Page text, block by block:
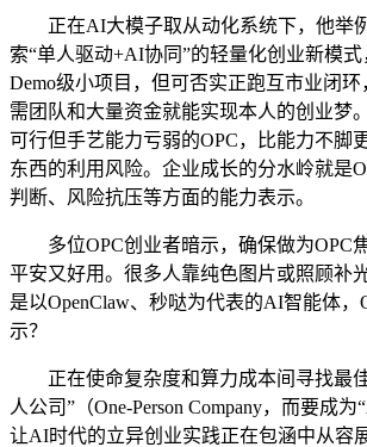
正在AI大模子取从动化系统下，他举
索“单人驱动+AI协同”的轻量化创业新模
Demo级小项目，但可否实正跑互市业闭
需团队和大量资金就能实现本人的创业梦
可行但手艺能力亏弱的OPC，比能力不脚
东西的利用风险。企业成长的分水岭就是
判断、风险抗压等方面的能力表示。
多位OPC创业者暗示，确保做为OPC
平安又好用。很多人靠纯色图片或照顾补
是以OpenClaw、秒哒为代表的AI智能体，
示？
正在使命复杂度和算力成本间寻找最
人公司”（One-Person Company，而要成为
让AI时代的立异创业实践正在包涵中从容